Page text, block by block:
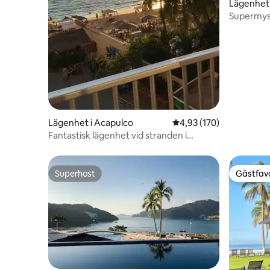
Lägenhet i Acapulco 4,93 av 5 i
4,93 (170)
Fantastisk lägenhet vid stranden i
Superhost
Superhost